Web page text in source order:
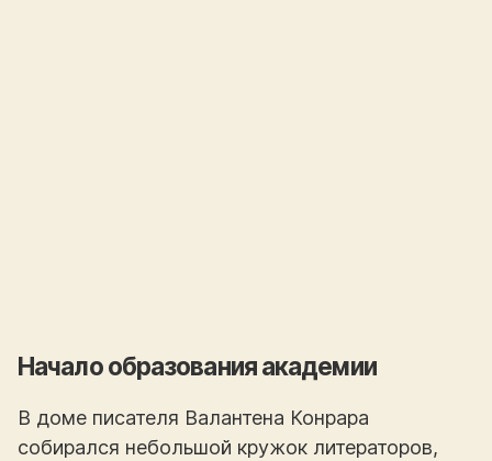
Начало образования академии
В доме писателя Валантена Конрара
собирался небольшой кружок литераторов,